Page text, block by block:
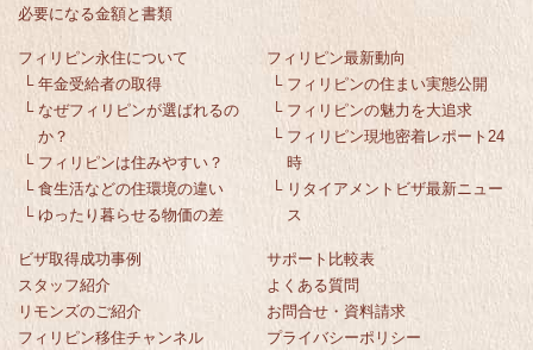
必要になる金額と書類
フィリピン永住について
└ 年金受給者の取得
└ なぜフィリピンが選ばれるの
か？
└ フィリピンは住みやすい？
└ 食生活などの住環境の違い
└ ゆったり暮らせる物価の差
フィリピン最新動向
└ フィリピンの住まい実態公開
└ フィリピンの魅力を大追求
└ フィリピン現地密着レポート24
時
└ リタイアメントビザ最新ニュー
ス
ビザ取得成功事例
スタッフ紹介
リモンズのご紹介
フィリピン移住チャンネル
サポート比較表
よくある質問
お問合せ・資料請求
プライバシーポリシー